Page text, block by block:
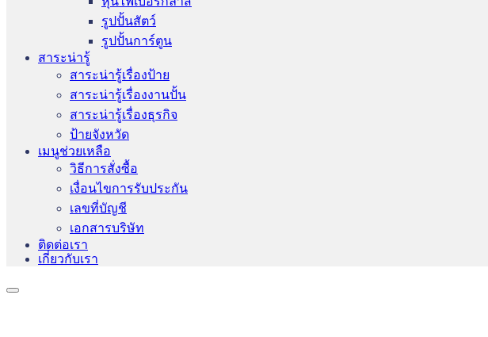
รูปปั้นสัตว์
รูปปั้นการ์ตูน
สาระน่ารู้
สาระน่ารู้เรื่องป้าย
สาระน่ารู้เรื่องงานปั้น
สาระน่ารู้เรื่องธุรกิจ
ป้ายจังหวัด
เมนูช่วยเหลือ
วิธีการสั่งซื้อ
เงื่อนไขการรับประกัน
เลขที่บัญชี
เอกสารบริษัท
ติดต่อเรา
เกี่ยวกับเรา